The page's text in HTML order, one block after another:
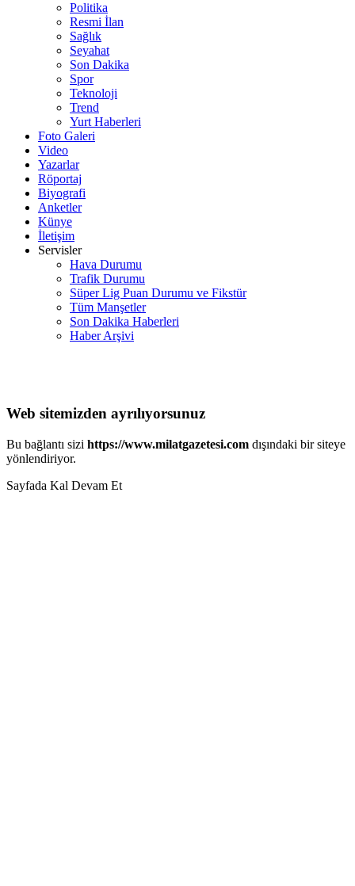
Politika
Resmi İlan
Sağlık
Seyahat
Son Dakika
Spor
Teknoloji
Trend
Yurt Haberleri
Foto Galeri
Video
Yazarlar
Röportaj
Biyografi
Anketler
Künye
İletişim
Servisler
Hava Durumu
Trafik Durumu
Süper Lig Puan Durumu ve Fikstür
Tüm Manşetler
Son Dakika Haberleri
Haber Arşivi
Web sitemizden ayrılıyorsunuz
Bu bağlantı sizi https://www.milatgazetesi.com dışındaki bir siteye
yönlendiriyor.
Sayfada Kal Devam Et